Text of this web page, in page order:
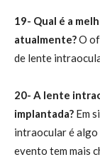
19- Qual é a
atualmente?O
de lente
20- A lente
implantada? Em
intraocular é algo
evento tem mais